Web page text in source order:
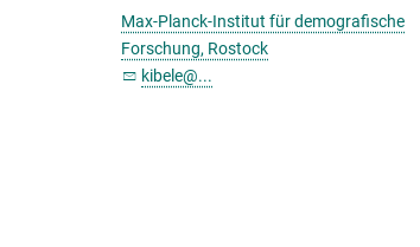
Max-Planck-Institut für demografische
Forschung, Rostock
kibele@...